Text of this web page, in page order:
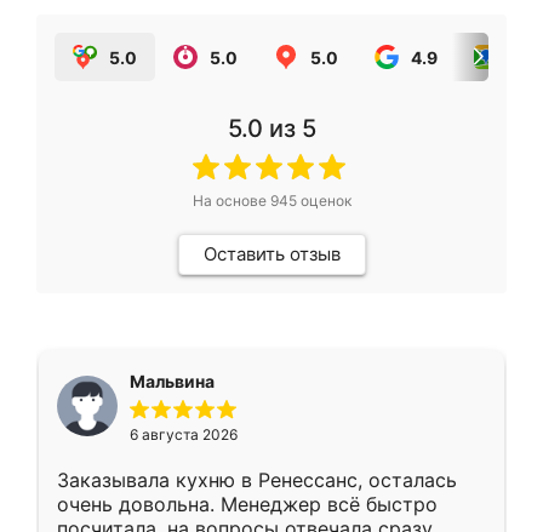
5.0 5.0 5.0 4.9
5.0 из 5
На основе 945оценок
Оставить отзыв
Мальвина
6 августа 2026
Заказывала кухню в Ренессанс, осталась
очень довольна. Менеджер всё быстро